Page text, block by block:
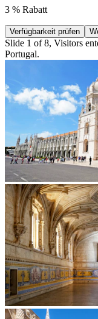
3 % Rabatt
Verfügbarkeit prüfen
Slide 1 of 8, Visitors
Portugal.